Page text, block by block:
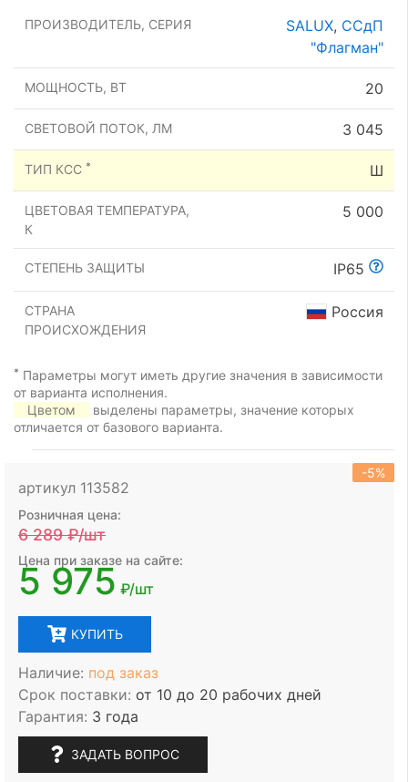
ПРОИЗВОДИТЕЛЬ, СЕРИЯ SALUX, ССдП
"Флагман"
МОЩНОСТЬ, ВТ 20
СВЕТОВОЙ ПОТОК, ЛМ 3 045
ТИП КСС * Ш
ЦВЕТОВАЯ ТЕМПЕРАТУРА,
К
5 000
СТЕПЕНЬ ЗАЩИТЫ IP65
СТРАНА
ПРОИСХОЖДЕНИЯ
Россия
* Параметры могут иметь другие значения в зависимости
от варианта исполнения.
Цветом
выделены параметры, значение которых
отличается от базового варианта.
артикул 113582
-5%
Розничная цена:
6 289₽/шт
Цена при заказе на сайте:
5 975 ₽/шт
КУПИТЬ
Наличие: под заказ
Срок поставки: от 10 до 20 рабочих дней
Гарантия: 3 года
ЗАДАТЬ ВОПРОС